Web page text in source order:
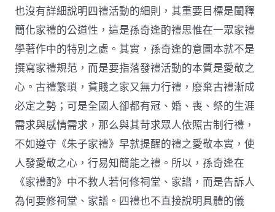
也沒有詳細說明四禮活動的細則，其重要目標是闡釋
簡化家禮的公道性，這是孫奇逢酌禮思惟在一眾家禮
學著作中的特別之處。其實，孫奇逢的意圖本就不是
撰寫家禮規范，而是要指落發禮活動的本質是愛敬之
心。古禮繁瑣，貧賤之家又無力行禮，廢棄古禮漸成
必定之勢；可是全國人卻都有冠、婚、喪、祭的生涯
需求與感情需求，那么與其苛求眾人依照古制行禮，
不如遵守《朱子家禮》早就提醒的禮之愛敬本實，使
人發愛敬之心，行易知簡能之禮。所以，孫奇逢在
《家禮酌》中不教人若何修祠堂、家譜，而是告訴人
為何要修祠堂、家譜。四禮也不直接說明具體的儀